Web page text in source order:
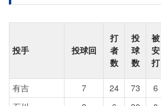
投手 投球回
打
者
数
投
球
数
被
安
打
有吉 7 24 73 6